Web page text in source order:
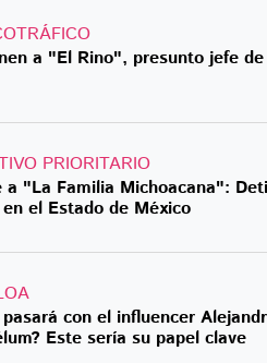
a "El Rino", presunto jefe
PRIORITARIO
a "La Familia Michoacana":
el Estado de México
con el influencer
Este sería su papel clave